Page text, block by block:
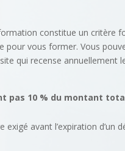
constitue un critère
vous former. Vous
qui recense annuellement
pas 10 % du montant
avant l’expiration d’un